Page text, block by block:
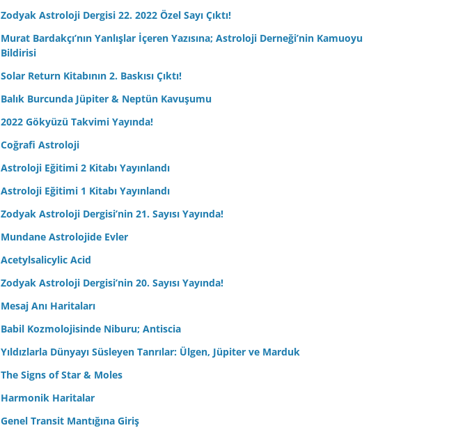
Zodyak Astroloji Dergisi 22. 2022 Özel Sayı Çıktı!
Murat Bardakçı’nın Yanlışlar İçeren Yazısına; Astroloji Derneği’nin Kamuoyu
Bildirisi
Solar Return Kitabının 2. Baskısı Çıktı!
Balık Burcunda Jüpiter & Neptün Kavuşumu
2022 Gökyüzü Takvimi Yayında!
Coğrafi Astroloji
Astroloji Eğitimi 2 Kitabı Yayınlandı
Astroloji Eğitimi 1 Kitabı Yayınlandı
Zodyak Astroloji Dergisi’nin 21. Sayısı Yayında!
Mundane Astrolojide Evler
Acetylsalicylic Acid
Zodyak Astroloji Dergisi’nin 20. Sayısı Yayında!
Mesaj Anı Haritaları
Babil Kozmolojisinde Niburu; Antiscia
Yıldızlarla Dünyayı Süsleyen Tanrılar: Ülgen, Jüpiter ve Marduk
The Signs of Star & Moles
Harmonik Haritalar
Genel Transit Mantığına Giriş